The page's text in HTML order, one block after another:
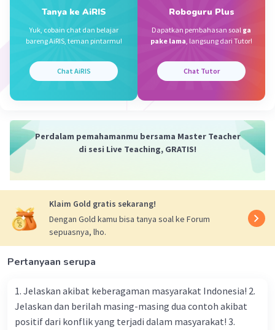
Tanya ke AiRIS
Yuk, cobain chat dan belajar
bareng AiRIS, teman pintarmu!
Chat AiRIS
Roboguru Plus
Dapatkan pembahasan soal ga
pake lama, langsung dari Tutor!
Chat Tutor
Perdalam pemahamanmu bersama Master Teacher
di sesi Live Teaching, GRATIS!
Klaim Gold gratis sekarang!
Dengan Gold kamu bisa tanya soal ke Forum
sepuasnya, lho.
Pertanyaan serupa
1. Jelaskan akibat keberagaman masyarakat Indonesia! 2.
Jelaskan dan berilah masing-masing dua contoh akibat
positif dari konflik yang terjadi dalam masyarakat! 3.